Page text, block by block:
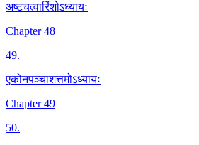
अष्टचत्वारिंशोऽध्यायः
Chapter 48
49.
एकोनपञ्चाशत्तमोऽध्यायः
Chapter 49
50.